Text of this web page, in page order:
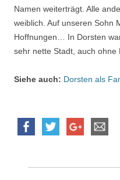
Namen weiterträgt. Alle
weiblich. Auf unseren Sohn
Hoffnungen… In Dorsten
sehr nette Stadt, auch ohne
Siehe auch: Dorsten als